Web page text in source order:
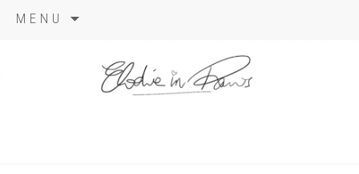
MENU